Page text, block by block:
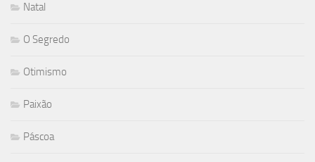
Natal
O Segredo
Otimismo
Paixão
Páscoa